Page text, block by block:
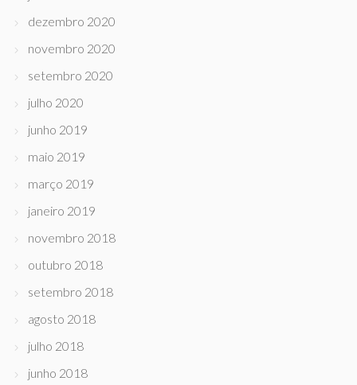
dezembro 2020
novembro 2020
setembro 2020
julho 2020
junho 2019
maio 2019
março 2019
janeiro 2019
novembro 2018
outubro 2018
setembro 2018
agosto 2018
julho 2018
junho 2018